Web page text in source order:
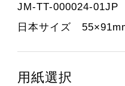
JM-TT-000024-01JP
日本サイズ
用紙選択